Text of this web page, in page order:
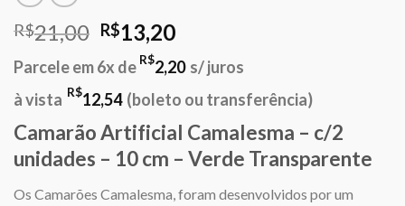
R$21,00 O
preço
original
era:
R$21,00.
R$13,20O
atual
é:
R$13,20.
Parcele em 6x de R$2,20 s/ juros
à vista R$12,54 (boleto ou transferência)
Camarão Artificial Camalesma – c/2
unidades – 10 cm – Verde Transparente
Os Camarões Camalesma, foram desenvolvidos por um